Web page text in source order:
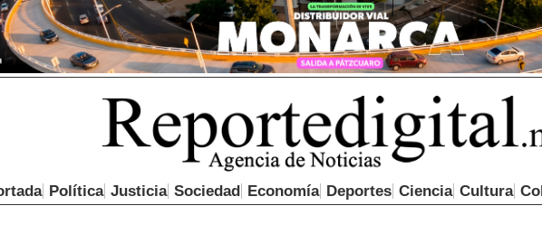
Política Justicia Sociedad Economía Deportes Ciencia Cultura